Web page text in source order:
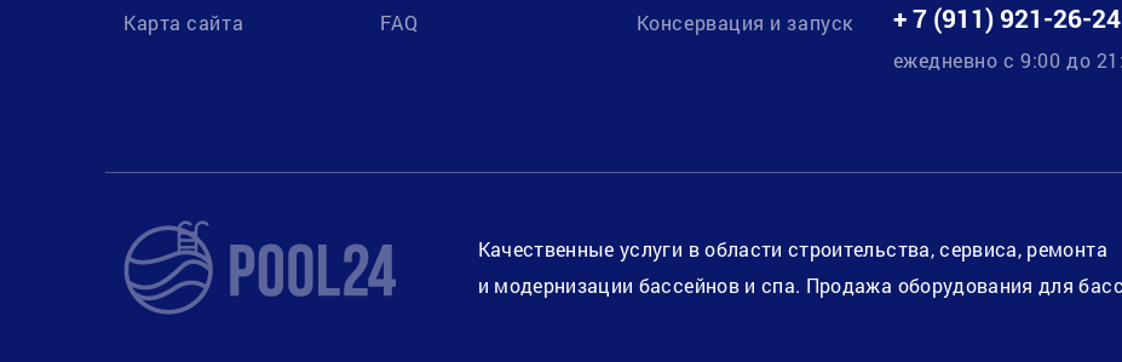
Карта сайта
FAQ
Консервация и запуск
+ 7 (911) 921-26-24
ежедневно с 9:00 до
Качественные услуги в области строительства, сервиса, ремонта
и модернизации бассейнов и спа. Продажа оборудования для